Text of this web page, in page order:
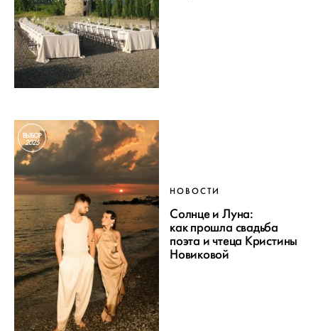
ВЫБОР
2025
НОВОСТИ
Солнце и Луна:
как прошла свадьба
поэта и чтеца Кристины
Новиковой